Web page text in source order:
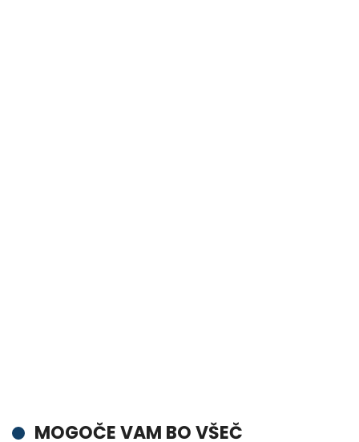
MOGOČE VAM BO VŠEČ